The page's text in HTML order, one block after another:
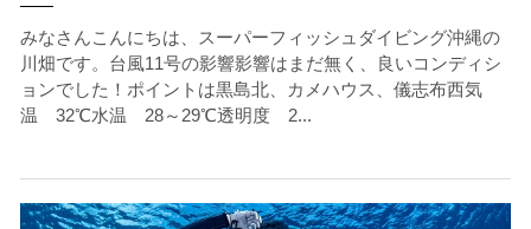
みなさんこんにちは、スーパーフィッシュダイビング沖縄の
川畑です。台風11号の影響影響はまだ無く、良いコンディシ
ョンでした！ポイントは黒島北、カメハウス、儀志布西気
温 32℃水温 28～29℃透明度 2...